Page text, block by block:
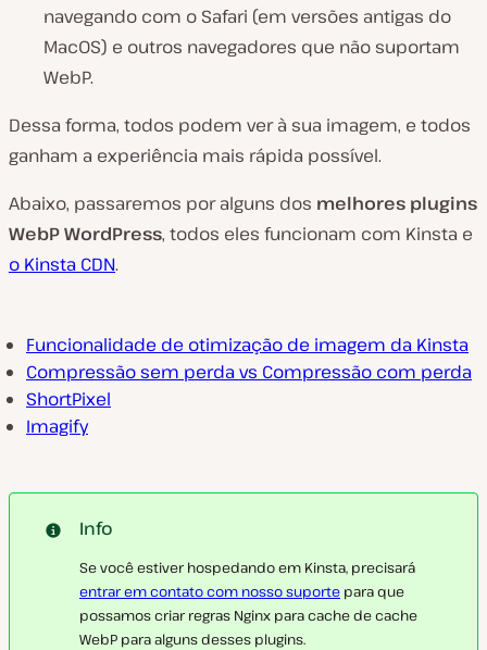
navegando com o Safari (em versões antigas do
MacOS) e outros navegadores que não suportam
WebP.
Dessa forma, todos podem ver à sua imagem, e todos
ganham a experiência mais rápida possível.
Abaixo, passaremos por alguns dos melhores plugins
WebP WordPress, todos eles funcionam com Kinsta e
o Kinsta CDN.
Funcionalidade de otimização de imagem da Kinsta
Compressão sem perda vs Compressão com perda
ShortPixel
Imagify
Info
Se você estiver hospedando em Kinsta, precisará
entrar em contato com nosso suporte para que
possamos criar regras Nginx para cache de cache
WebP para alguns desses plugins.